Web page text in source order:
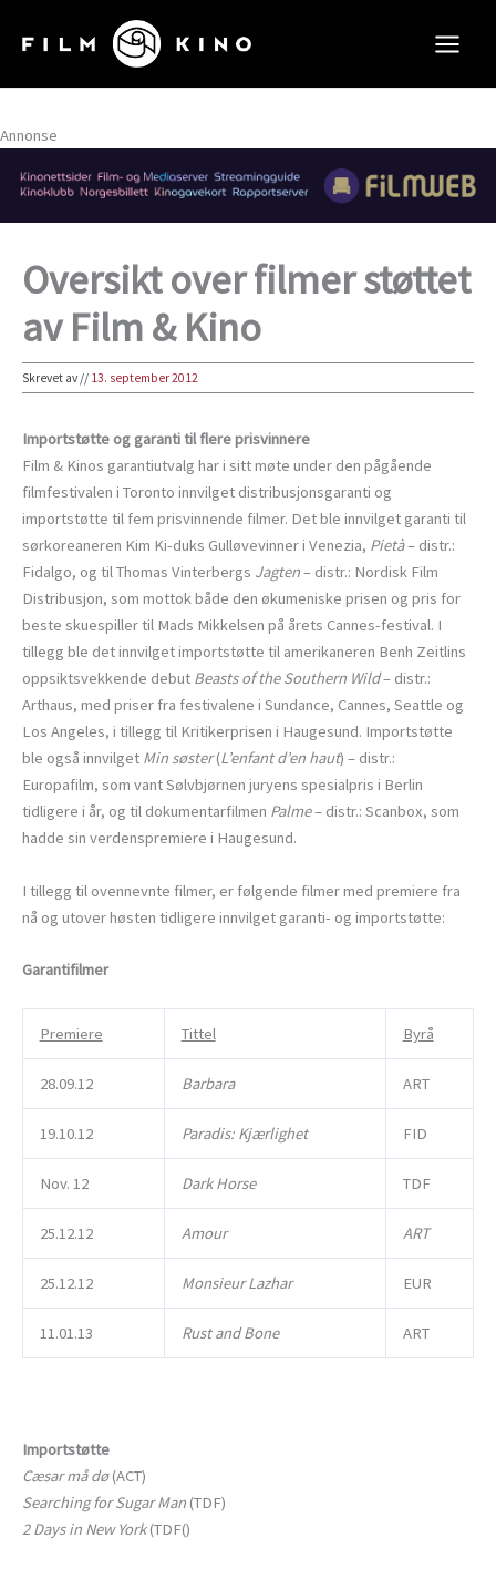
rett
innholdet
Annonse
Oversikt over filmer støttet
av Film & Kino
Skrevet av// 13. september 2012
Importstøtte og garanti til flere prisvinnere
Film & Kinos garantiutvalg har i sitt møte under den pågående
filmfestivalen i Toronto innvilget distribusjonsgaranti og
importstøtte til fem prisvinnende filmer. Det ble innvilget garanti til
sørkoreaneren Kim Ki-duks Gulløvevinner i Venezia, Pietà– distr.:
Fidalgo, og til Thomas Vinterbergs Jagten– distr.: Nordisk Film
Distribusjon, som mottok både den økumeniske prisen og pris for
beste skuespiller til Mads Mikkelsen på årets Cannes-festival. I
tillegg ble det innvilget importstøtte til amerikaneren Benh Zeitlins
oppsiktsvekkende debut Beasts of the Southern Wild– distr.:
Arthaus, med priser fra festivalene i Sundance, Cannes, Seattle og
Los Angeles, i tillegg til Kritikerprisen i Haugesund. Importstøtte
ble også innvilget Min søster(L’enfant d’en haut) – distr.:
Europafilm, som vant Sølvbjørnen juryens spesialpris i Berlin
tidligere i år, og til dokumentarfilmen Palme– distr.: Scanbox, som
hadde sin verdenspremiere i Haugesund.
I tillegg til ovennevnte filmer, er følgende filmer med premiere fra
nå og utover høsten tidligere innvilget garanti- og importstøtte:
Garantifilmer
Premiere Tittel Byrå
28.09.12 Barbara ART
19.10.12 Paradis: Kjærlighet FID
Nov. 12 Dark Horse TDF
25.12.12 Amour ART
25.12.12 Monsieur Lazhar EUR
11.01.13 Rust and Bone ART
Importstøtte
Cæsar må dø(ACT)
Searching for Sugar Man (TDF)
2 Days in New York(TDF()